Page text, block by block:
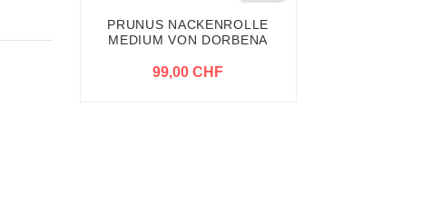
PRUNUS NACKENROLLE
MEDIUM VON DORBENA
99,00 CHF